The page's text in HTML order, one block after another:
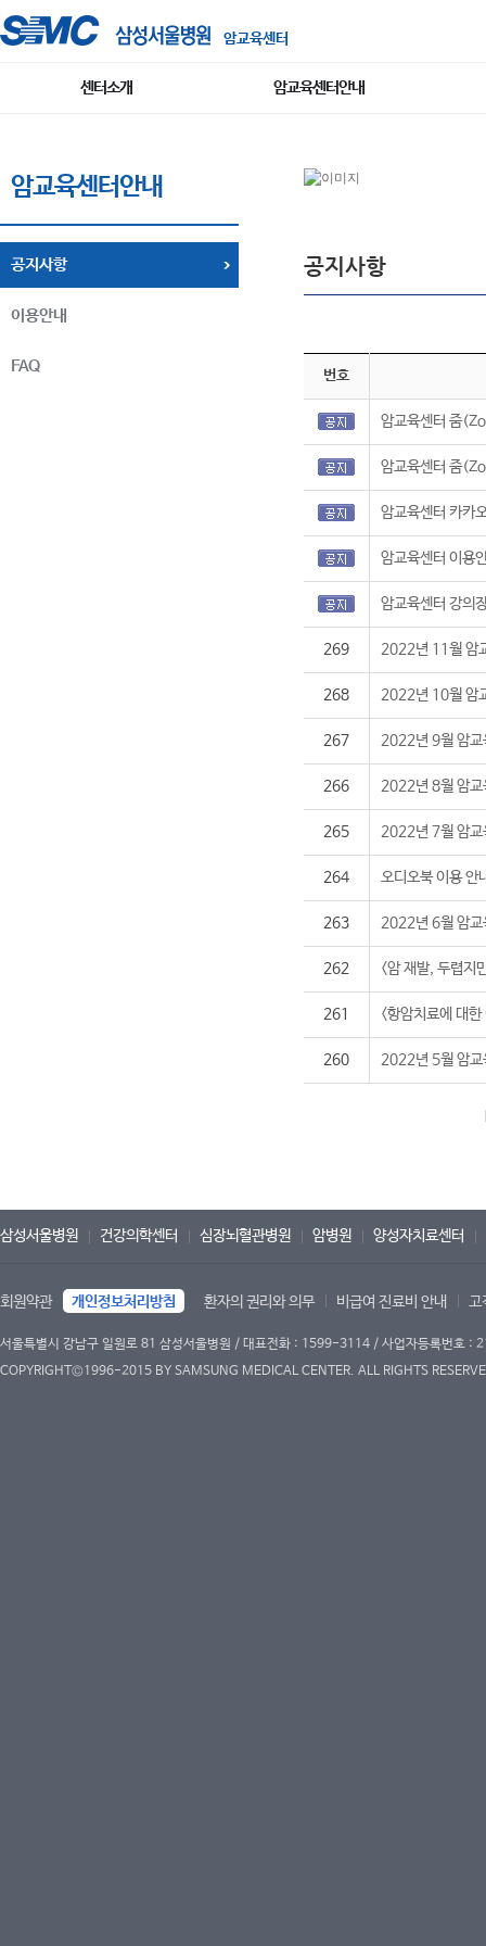
암교육센터
센터소개 암교육센터안내
암교육센터안내
공지사항
이용안내
FAQ
공지사항
번호
암교육센터 줌
암교육센터 줌
암교육센터 카카
암교육센터 이용
암교육센터 강의
269 2022년 11월 암
268 2022년 10월 암
267 2022년 9월 암교
266 2022년 8월 암교
265 2022년 7월 암교
264 오디오북 이용 안
263 2022년 6월 암교
262 <암 재발, 두렵지
261 <항암치료에 대
260 2022년 5월 암교
삼성서울병원 건강의학센터 심장뇌혈관병원 암병원 양성자치료센터
회원약관 개인정보처리방침 환자의 권리와 의무 비급여 진료비 안내 고
서울특별시 강남구 일원로 81 삼성서울병원 / 대표전화 : 1599-3114 / 사업자등록번호
COPYRIGHT©1996-2015 BY SAMSUNG MEDICAL CENTER. ALL RIGHTS